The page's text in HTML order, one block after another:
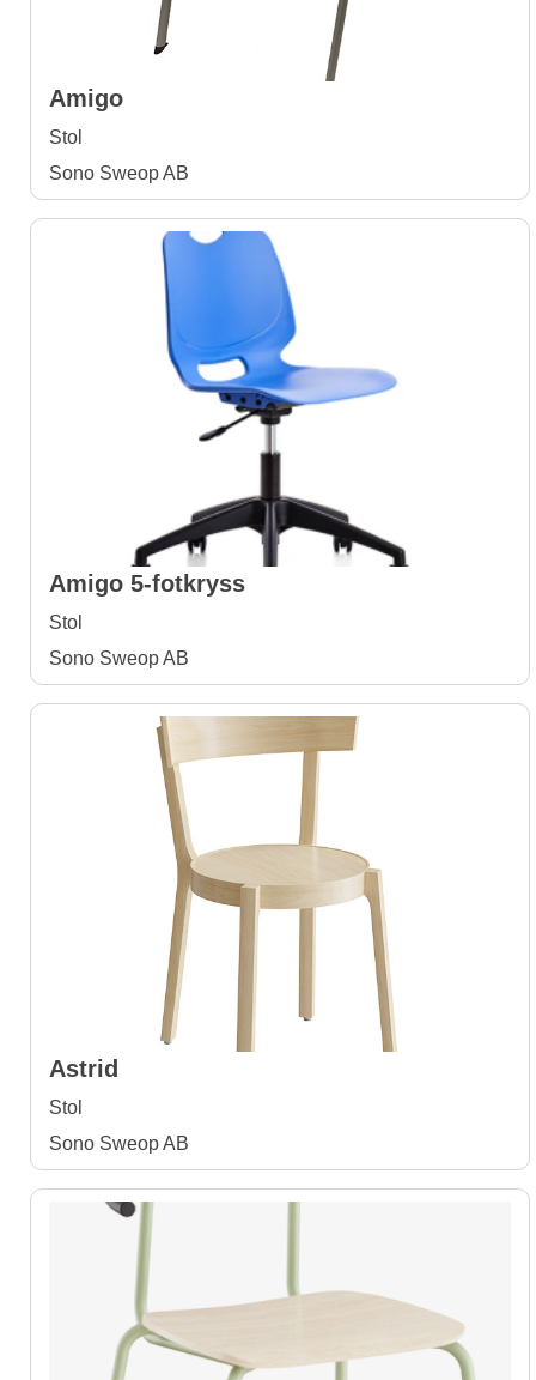
Amigo
Stol
Sono Sweop AB
Amigo 5-fotkryss
Stol
Sono Sweop AB
Astrid
Stol
Sono Sweop AB